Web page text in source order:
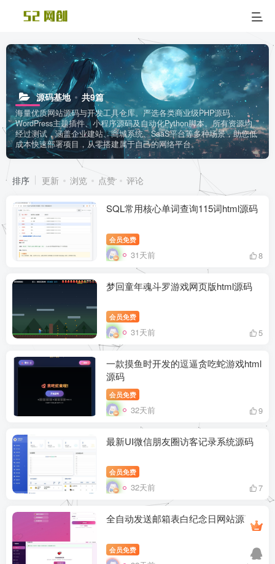
源码基地 共9篇
海量优质网站源码与开发工具仓库。严选各类商业级PHP源码、
WordPress主题插件、小程序源码及自动化Python脚本。所有资源均
经过测试，涵盖企业建站、商城系统、SaaS平台等多种场景，助您低
成本快速部署项目，从零搭建属于自己的网络平台。
排序 更新 浏览 点赞 评论
SQL常用核心单词查询115词html源码
会员免费
31天前 8
梦回童年魂斗罗游戏网页版html源码
会员免费
31天前 5
一款摸鱼时开发的逗逼贪吃蛇游戏html
源码
会员免费
32天前 9
最新UI微信朋友圈访客记录系统源码
会员免费
32天前 7
全自动发送邮箱表白纪念日网站源码
会员免费